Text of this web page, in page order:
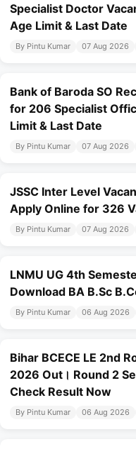
Specialist Doctor
Age Limit & Last Date
By Pintu Kumar 07 Aug 2026
Bank of Baroda SO
for 206 Specialist
Limit & Last Date
By Pintu Kumar 07 Aug 2026
JSSC Inter Level
Apply Online for 326
By Pintu Kumar 07 Aug 2026
LNMU UG 4th
Download BA B.Sc
By Pintu Kumar 06 Aug 2026
Bihar BCECE LE 2nd
2026 Out। Round 2
Check Result Now
By Pintu Kumar 06 Aug 2026